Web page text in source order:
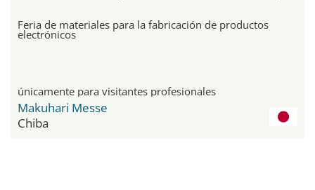
Feria de materiales para la fabricación de productos
electrónicos
únicamente para visitantes profesionales
Makuhari Messe
Chiba